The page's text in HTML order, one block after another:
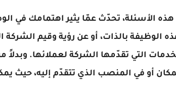
هذه الأسئلة، تحدّث عمّا يثير اهتمامك في
الوظيفة بالذات، أو عن رؤية وقيم
التي تقدّمها الشركة لعملائها. وبدلاً
أو في المنصب الذي تتقدّم إليه، حيث